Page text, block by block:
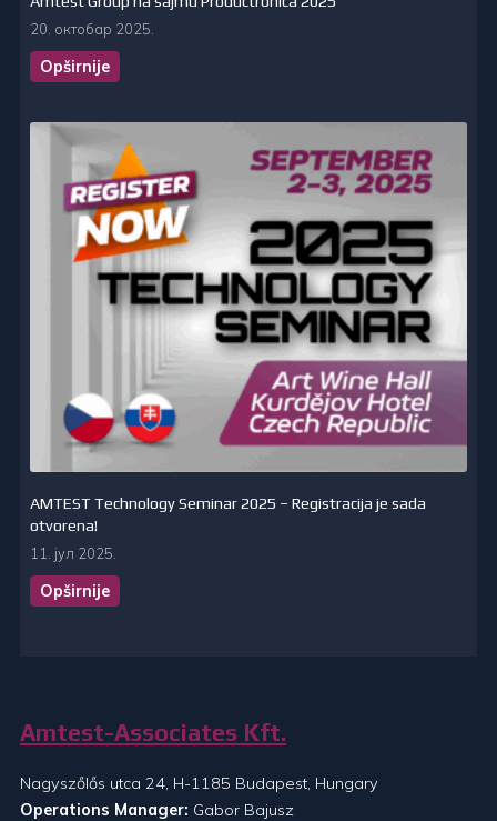
20. октобар 2025.
Opširnije
AMTEST Technology Seminar 2025 – Registracija je sada
otvorena!
11. јул 2025.
Opširnije
Amtest-Associates Kft.
Nagyszőlős utca 24, H-1185 Budapest, Hungary
Operations Manager: Gabor Bajusz